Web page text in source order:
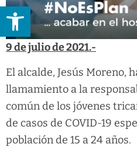
Abrir barra de
9 de julio de 2021.-
El alcalde, Jesús Moreno,
llamamiento a la
común de los jóvenes
de casos de COVID-19
población de 15 a 24 años.